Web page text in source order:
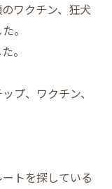
ワクチン、狂犬
。
。
プ、ワクチン、
トを探している